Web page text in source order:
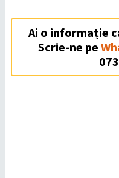
Ai o informație
Scrie-ne pe